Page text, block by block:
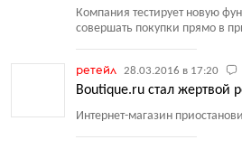
Компания тестирует новую
совершать покупки прямо в
ретейл 28.03.2016 в 17:20
Boutique.ru стал жертвой
Интернет-магазин